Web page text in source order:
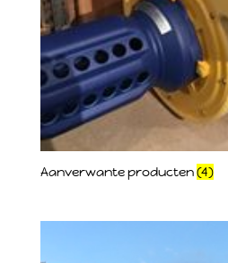
Aanverwante producten(4)